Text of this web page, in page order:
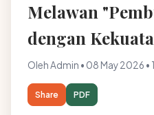
Melawan
dengan
Oleh Admin • 08 May 2026 •
Share PDF